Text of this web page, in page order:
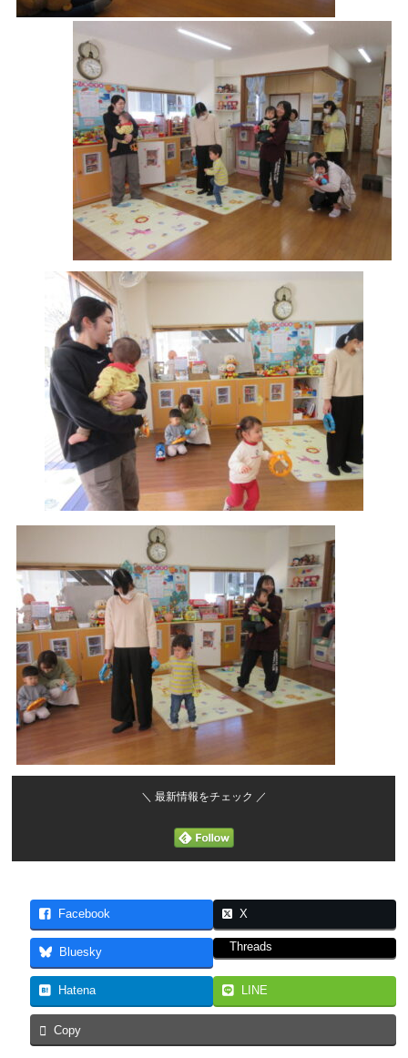
＼ 最新情報をチェック ／
Facebook X
Bluesky Threads
Hatena LINE
Copy